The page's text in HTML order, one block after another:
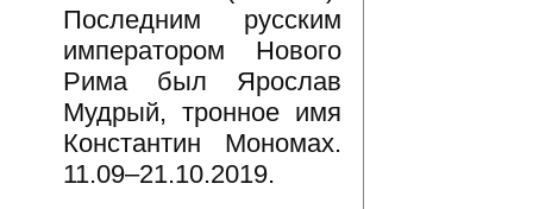
Последним русским
императором Нового
Рима был Ярослав
Мудрый, тронное имя
Константин Мономах.
11.09–21.10.2019.